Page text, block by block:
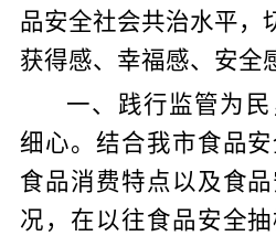
品安全社会共治水平，
获得感、幸福感、安全
一、践行监管为
细心。 结合我市食品
食品消费特点以及食
况，在以往食品安全抽